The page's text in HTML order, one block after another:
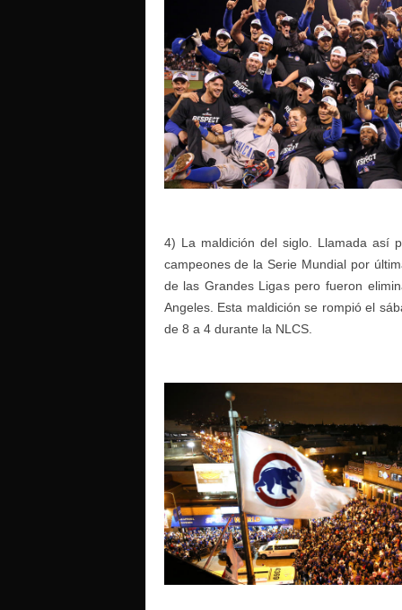
4) La maldición del siglo. Llamada así
campeones de la Serie Mundial por
de las Grandes Ligas pero fueron
Angeles. Esta maldición se rompió el
de 8 a 4 durante la NLCS.